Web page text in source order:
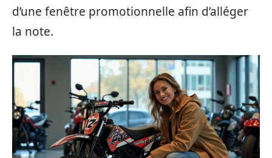
d’une fenêtre promotionnelle afin d’alléger
la note.